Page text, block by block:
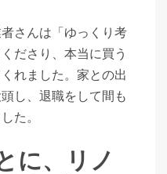
さんは「ゆっくり考
ださり、本当に買う
れました。家との出
し、退職をして間も
た。
に、リノ